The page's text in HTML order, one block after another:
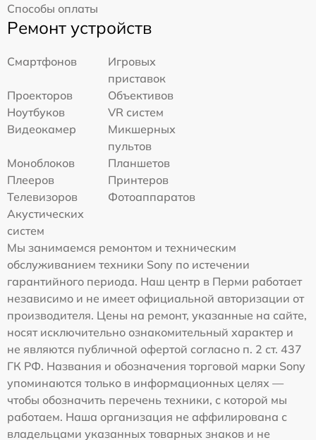
Способы оплаты
Ремонт устройств
Смартфонов
Игровых
приставок
Проекторов
Объективов
Ноутбуков
VR систем
Видеокамер
Микшерных
пультов
Моноблоков
Планшетов
Плееров
Принтеров
Телевизоров
Фотоаппаратов
Акустических
систем
Мы занимаемся ремонтом и техническим
обслуживанием техники Sony по истечении
гарантийного периода. Наш центр в Перми работает
независимо и не имеет официальной авторизации от
производителя. Цены на ремонт, указанные на сайте,
носят исключительно ознакомительный характер и
не являются публичной офертой согласно п. 2 ст. 437
ГК РФ. Названия и обозначения торговой марки Sony
упоминаются только в информационных целях —
чтобы обозначить перечень техники, с которой мы
работаем. Наша организация не аффилирована с
владельцами указанных товарных знаков и не